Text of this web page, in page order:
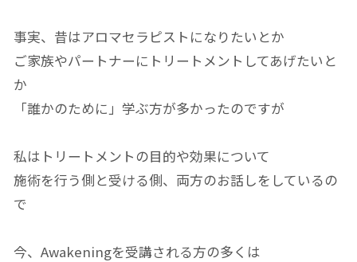
事実、昔はアロマセラピストになりたいとか
ご家族やパートナーにトリートメントしてあげたいと
か
「誰かのために」学ぶ方が多かったのですが
私はトリートメントの目的や効果について
施術を行う側と受ける側、両方のお話しをしているの
で
今、Awakeningを受講される方の多くは